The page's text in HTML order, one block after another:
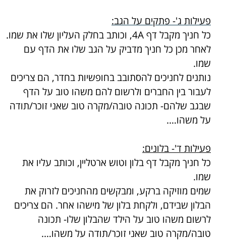
פעילות ג'- פתקים על הגב:
כל חניך מקבל דףA4, וכותב בחלק העליון שלו את שמו.
לאחר מכן כל חניך מדביק על הגב שלו את הדף עם
שמו.
נותנים לחניכים להסתובב בחופשיות בחדר, הם צריכים
לעבור בין החברים ולרשום להם משהו טוב על הדף
שבגב שלהם- תכונה טובה/מקרה טוב שאני זוכר/תודה
על משהו….
פעילות ד'- בלונים:
כל חניך מקבל דף בלון וטוש ארטליין, וכותב עליו את
שמו.
שמים מוזיקה ברקע, ומבקשים מהחניכים לזרוק את
הבלון שבידם, ולקחת בלון של מישהו אחר. הם צריכים
לרשום משהו טוב על הילד שהבלון שלו- תכונה
טובה/מקרה טוב שאני זוכר/תודה על משהו….